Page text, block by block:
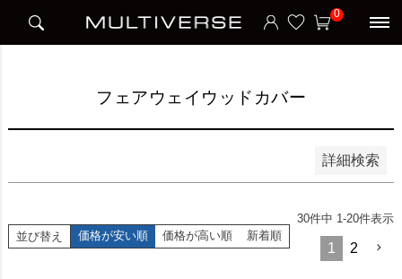
0
フェアウェイウッドカバー
詳細検索
並び順
新着順
並び替え 価格が安い順 価格が高い順 新着順
30件中 1-20件表示
1 2